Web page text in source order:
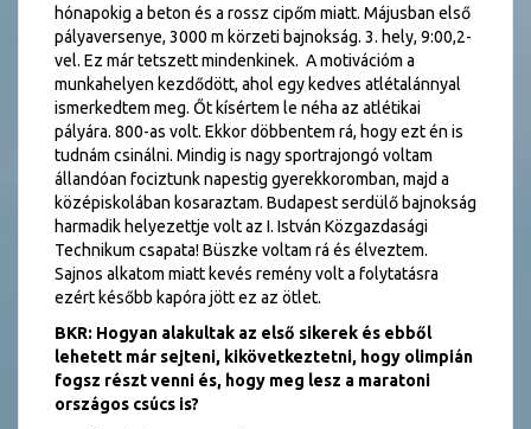
hónapokig a beton és a rossz cipőm miatt. Májusban első
pályaversenye, 3000 m körzeti bajnokság. 3. hely, 9:00,2-
vel. Ez már tetszett mindenkinek. A motivációm a
munkahelyen kezdődött, ahol egy kedves atlétalánnyal
ismerkedtem meg. Őt kísértem le néha az atlétikai
pályára. 800-as volt. Ekkor döbbentem rá, hogy ezt én is
tudnám csinálni. Mindig is nagy sportrajongó voltam
állandóan fociztunk napestig gyerekkoromban, majd a
középiskolában kosaraztam. Budapest serdülő bajnokság
harmadik helyezettje volt az I. István Közgazdasági
Technikum csapata! Büszke voltam rá és élveztem.
Sajnos alkatom miatt kevés remény volt a folytatásra
ezért később kapóra jött ez az ötlet.
BKR: Hogyan alakultak az első sikerek és ebből
lehetett már sejteni, kikövetkeztetni, hogy olimpián
fogsz részt venni és, hogy meg lesz a maratoni
országos csúcs is?